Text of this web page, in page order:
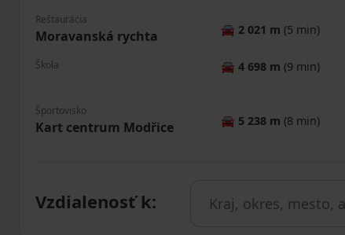
Reštaurácia
Moravanská rychta 🚘 2 021 m (5 min)
Škola 🚘 4 698 m (9 min)
Športovisko
Kart centrum Modřice 🚘 5 238 m (8 min)
Vzdialenosť k: